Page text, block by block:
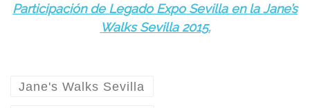
Participación de Legado Expo Sevilla en la Jane’s
Walks Sevilla 2015.
Jane's Walks Sevilla